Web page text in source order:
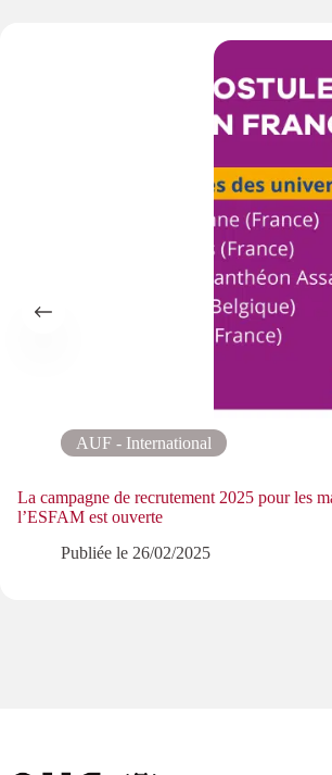
AUF - International
La campagne de recrutement 2025 pour les
l’ESFAM est ouverte
Publiée le 26/02/2025